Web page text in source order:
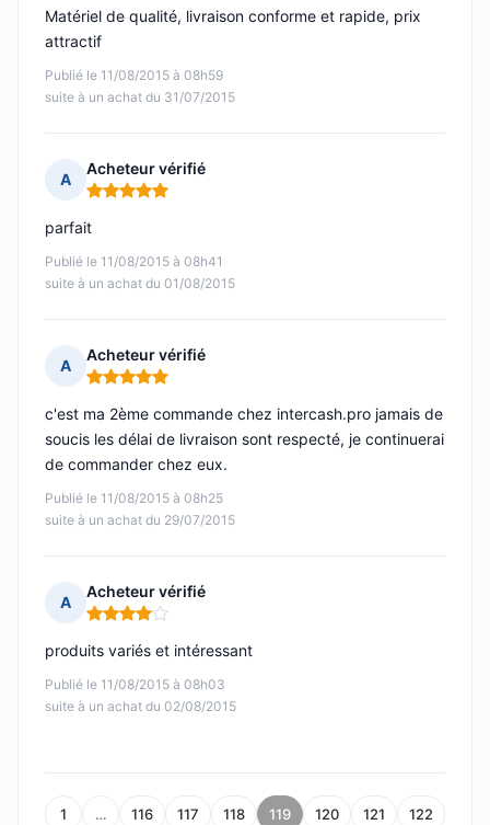
Publié le 11/08/2015 à 08h59
suite à un achat du 31/07/2015
Matériel de qualité, livraison conforme et rapide, prix
attractif
A
Acheteur vérifié
Note : 5 sur 5
Publié le 11/08/2015 à 08h41
suite à un achat du 01/08/2015
parfait
A
Acheteur vérifié
Note : 5 sur 5
Publié le 11/08/2015 à 08h25
suite à un achat du 29/07/2015
c'est ma 2ème commande chez intercash.pro jamais de
soucis les délai de livraison sont respecté, je continuerai
de commander chez eux.
A
Acheteur vérifié
Note : 4 sur 5
Publié le 11/08/2015 à 08h03
suite à un achat du 02/08/2015
produits variés et intéressant
1 … 116 117 118 119 120 121 122